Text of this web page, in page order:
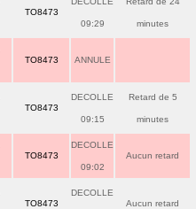
TO8473
09:29 minutes
TO8473 ANNULE
TO8473
DECOLLE
09:15
Retard de 5
minutes
TO8473
DECOLLE
09:02
Aucun retard
TO8473
DECOLLE
Aucun retard